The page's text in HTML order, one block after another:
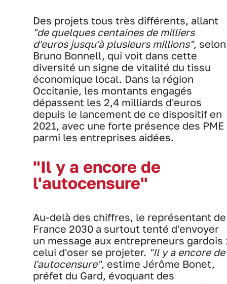
Des projets tous très différents, allant
"de quelques centaines de milliers
d'euros jusqu'à plusieurs millions", selon
Bruno Bonnell, qui voit dans cette
diversité un signe de vitalité du tissu
économique local. Dans la région
Occitanie, les montants engagés
dépassent les 2,4 milliards d'euros
depuis le lancement de ce dispositif en
2021, avec une forte présence des PME
parmi les entreprises aidées.
"Il y a encore de
l'autocensure"
Au-delà des chiffres, le représentant de
France 2030 a surtout tenté d'envoyer
un message aux entrepreneurs gardois
celui d'oser se projeter. "Il y a encore de
l'autocensure", estime Jérôme Bonet,
préfet du Gard, évoquant des